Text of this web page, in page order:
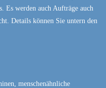
Es werden auch Aufträge auch
Details können Sie untern den
menschenähnliche